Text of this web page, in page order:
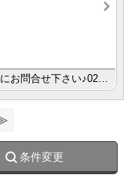
即日物件のご相談やご案内が可能です！お気軽にお問合せ下さい♪029-863-3939
条件変更